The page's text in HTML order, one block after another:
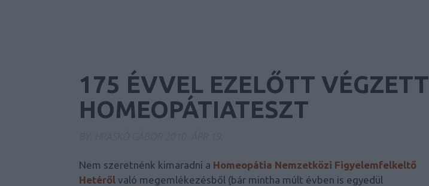
175 ÉVVEL EZELŐTT VÉGZETT
HOMEOPÁTIATESZT
Nem szeretnénk kimaradni a Homeopátia Nemzetközi Figyelemfelkeltő
Hetéről való megemlékezésből (bár mintha múlt évben is egyedül